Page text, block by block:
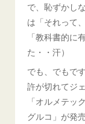
で、恥ずかし
は「それって
「教科書的に
た・・汗）
でも、でもで
許が切れてジ
「オルメテッ
グルコ」が発